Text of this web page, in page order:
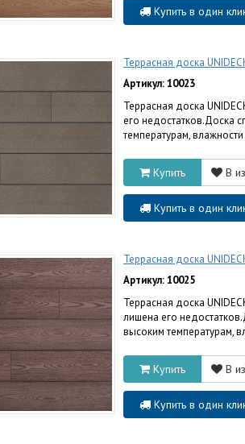
Купить в один
Террасная доска
Артикул: 10023
Террасная доска
его недостатков.Доска
температурам,
Купить В
Купить в один
Террасная доска
Артикул: 10025
Террасная доска
лишена его
высоким температурам,
Купить В
Купить в один